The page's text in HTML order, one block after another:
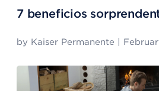
7 beneficios
by Kaiser Permanente